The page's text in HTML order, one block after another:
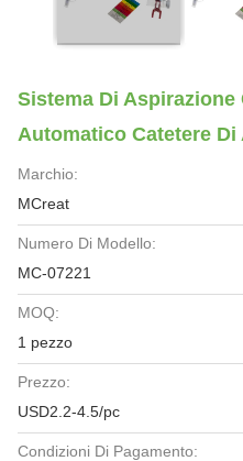
Sistema Di Aspirazione
Automatico Catetere
Marchio:
MCreat
Numero Di Modello:
MC-07221
MOQ:
1 pezzo
Prezzo:
USD2.2-4.5/pc
Condizioni Di Pagamento: